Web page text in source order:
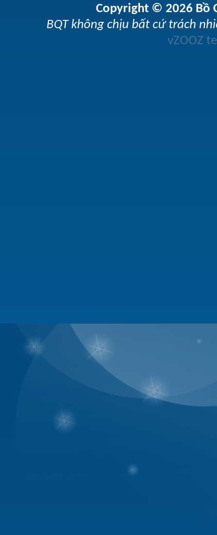
Copyright © 2026 Bồ
BQT không chịu bất cứ trách
vZOOZ